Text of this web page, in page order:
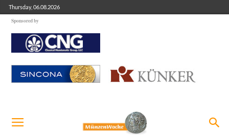
Thursday, 06.08.2026
Sponsored by